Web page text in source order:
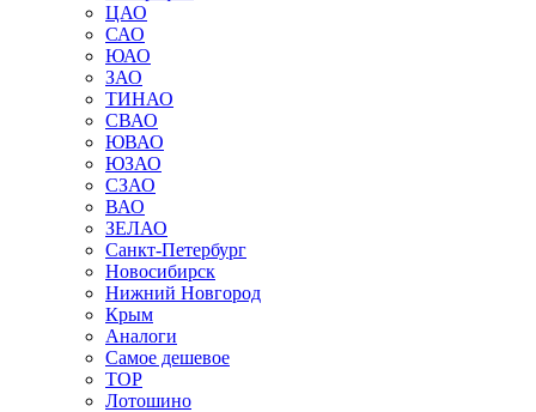
ЦАО
САО
ЮАО
ЗАО
ТИНАО
СВАО
ЮВАО
ЮЗАО
СЗАО
ВАО
ЗЕЛАО
Санкт-Петербург
Новосибирск
Нижний Новгород
Крым
Аналоги
Самое дешевое
TOP
Лотошино